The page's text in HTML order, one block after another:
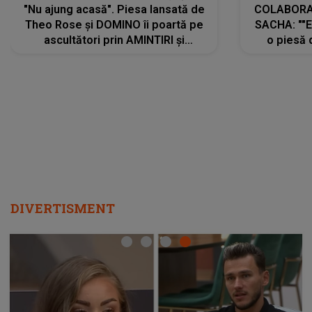
"Nu ajung acasă". Piesa lansată de
Theo Rose și DOMINO îi poartă pe
ascultători prin AMINTIRI și
SACHA:
o piesă
DIVERTISMENT